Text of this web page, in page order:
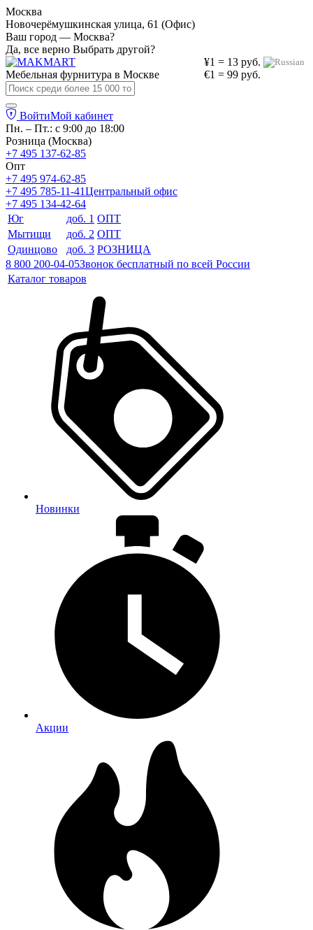
Москва
Новочерёмушкинская улица, 61 (Офис)
Ваш город — Москва?
Да, все верно Выбрать другой?
¥1 = 13 руб.
€1 = 99 руб.
Мебельная фурнитура в Москве
ВойтиМой кабинет
Пн. – Пт.: с 9:00 до 18:00
Розница (Москва)
+7 495 137-62-85
Опт
+7 495 974-62-85
+7 495 785-11-41Центральный офис
+7 495 134-42-64
Юг
доб. 1 ОПТ
Мытищи
доб. 2 ОПТ
Одинцово
доб. 3 РОЗНИЦА
8 800 200-04-05Звонок бесплатный по всей России
Каталог товаров
Новинки
Акции